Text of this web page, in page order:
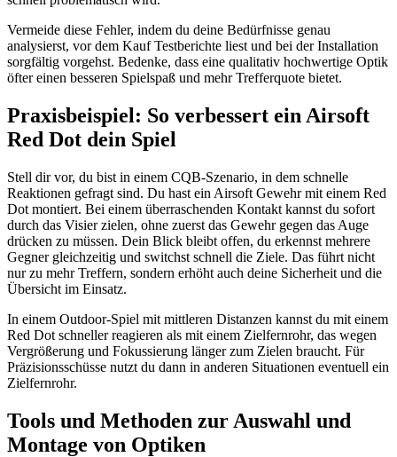
Vermeide diese Fehler, indem du deine Bedürfnisse genau
analysierst, vor dem Kauf Testberichte liest und bei der Installation
sorgfältig vorgehst. Bedenke, dass eine qualitativ hochwertige Optik
öfter einen besseren Spielspaß und mehr Trefferquote bietet.
Praxisbeispiel: So verbessert ein Airsoft
Red Dot dein Spiel
Stell dir vor, du bist in einem CQB-Szenario, in dem schnelle
Reaktionen gefragt sind. Du hast ein Airsoft Gewehr mit einem Red
Dot montiert. Bei einem überraschenden Kontakt kannst du sofort
durch das Visier zielen, ohne zuerst das Gewehr gegen das Auge
drücken zu müssen. Dein Blick bleibt offen, du erkennst mehrere
Gegner gleichzeitig und switchst schnell die Ziele. Das führt nicht
nur zu mehr Treffern, sondern erhöht auch deine Sicherheit und die
Übersicht im Einsatz.
In einem Outdoor-Spiel mit mittleren Distanzen kannst du mit einem
Red Dot schneller reagieren als mit einem Zielfernrohr, das wegen
Vergrößerung und Fokussierung länger zum Zielen braucht. Für
Präzisionsschüsse nutzt du dann in anderen Situationen eventuell ein
Zielfernrohr.
Tools und Methoden zur Auswahl und
Montage von Optiken